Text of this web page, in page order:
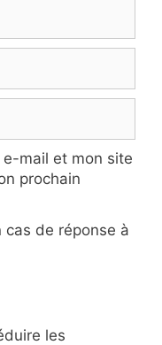
e-mail et mon site
prochain
de réponse à
les